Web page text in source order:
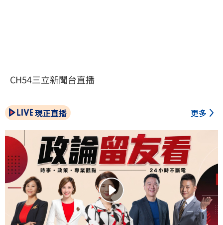
CH54三立新聞台直播
現正直播 更多